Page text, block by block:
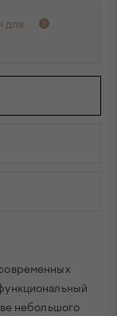
для
небольшого